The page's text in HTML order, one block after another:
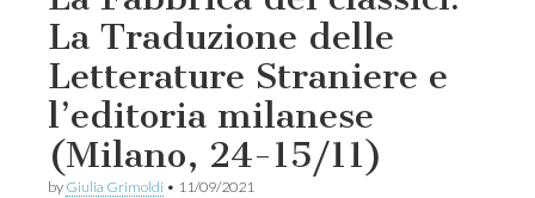
La Traduzione delle
Letterature Straniere e
l’editoria milanese
(Milano, 24-15/11)
by Giulia Grimoldi • 11/09/2021